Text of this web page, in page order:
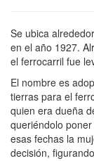
Se ubica
en el año 1927.
el ferrocarril fue
El nombre es
tierras para el
quien era dueña
queriéndolo
esas fechas la
decisión,